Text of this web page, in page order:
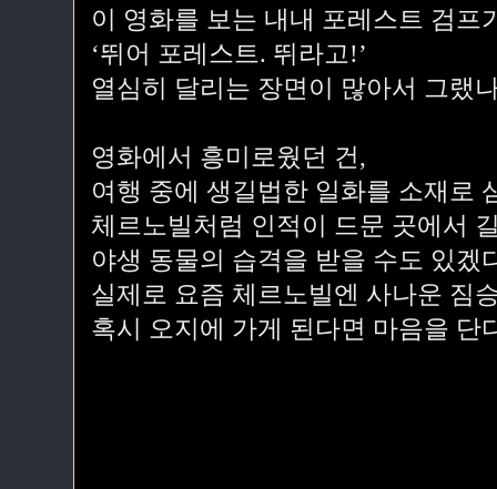
이 영화를 보는 내내 포레스트 검프
‘뛰어 포레스트. 뛰라고!’
열심히 달리는 장면이 많아서 그랬
영화에서 흥미로웠던 건,
여행 중에 생길법한 일화를 소재로
체르노빌처럼 인적이 드문 곳에서
야생 동물의 습격을 받을 수도 있겠
실제로 요즘 체르노빌엔 사나운 짐
혹시 오지에 가게 된다면 마음을 단